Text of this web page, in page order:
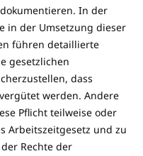
In der
in der Umsetzung dieser
führen detaillierte
gesetzlichen
dass
werden. Andere
Pflicht teilweise oder
Arbeitszeitgesetz und zu
Rechte der